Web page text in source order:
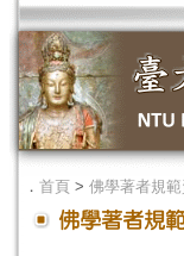
． 首頁 > 佛學著者規